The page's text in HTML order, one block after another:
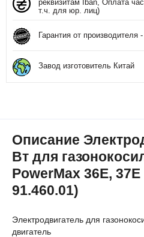
реквизитам Iban, Оплата
т.ч. для юр. лиц)
Гарантия от производителя -
Завод изготовитель Китай
Описание
Вт для
PowerMax 36E, 37E
91.460.01)
Электродвигатель для
двигатель